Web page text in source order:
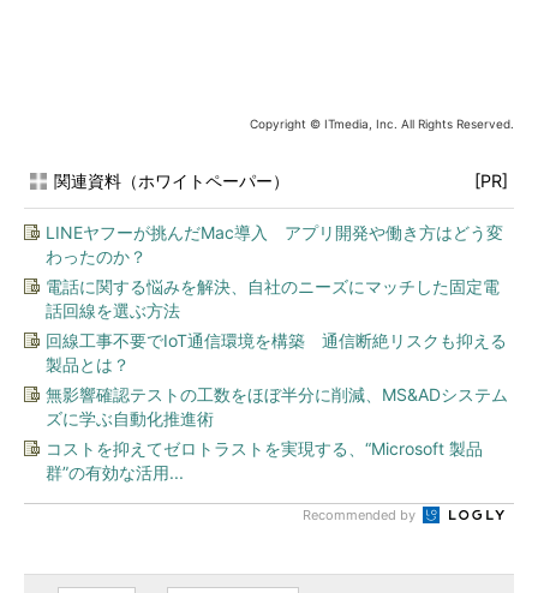
Copyright © ITmedia, Inc. All Rights Reserved.
関連資料（ホワイトペーパー） [PR]
LINEヤフーが挑んだMac導入 アプリ開発や働き方はどう変
わったのか？
電話に関する悩みを解決、自社のニーズにマッチした固定電
話回線を選ぶ方法
回線工事不要でIoT通信環境を構築 通信断絶リスクも抑える
製品とは？
無影響確認テストの工数をほぼ半分に削減、MS&ADシステム
ズに学ぶ自動化推進術
コストを抑えてゼロトラストを実現する、“Microsoft 製品
群”の有効な活用...
Recommended by